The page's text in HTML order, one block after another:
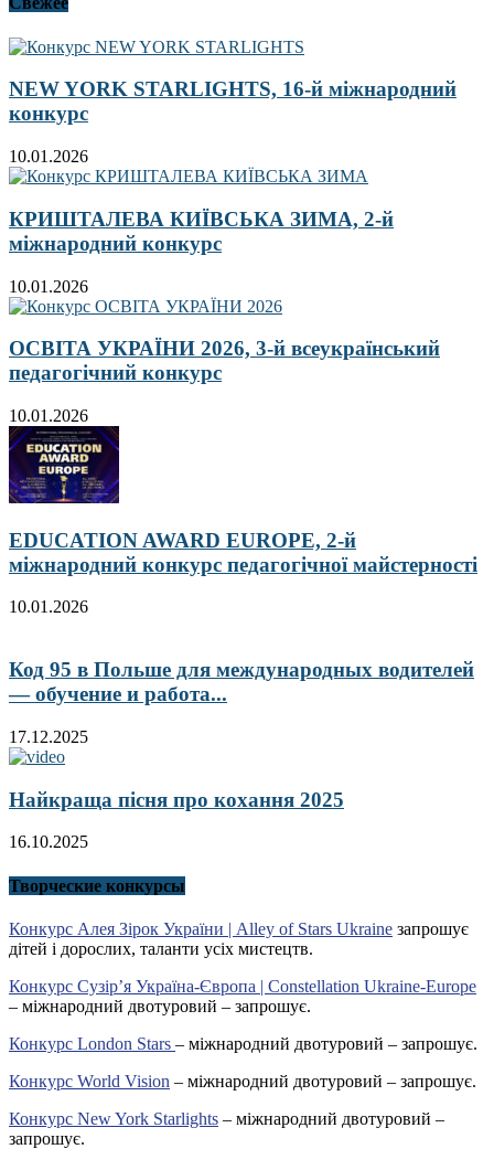
NEW YORK STARLIGHTS, 16-й міжнародний
конкурс
10.01.2026
КРИШТАЛЕВА КИЇВСЬКА ЗИМА, 2-й
міжнародний конкурс
10.01.2026
ОСВІТА УКРАЇНИ 2026, 3-й всеукраїнський
педагогічний конкурс
10.01.2026
EDUCATION AWARD EUROPE, 2-й
міжнародний конкурс педагогічної майстерності
10.01.2026
Код 95 в Польше для международных водителей
— обучение и работа...
17.12.2025
Найкраща пісня про кохання 2025
16.10.2025
Творческие конкурсы
Конкурс Алея Зірок України | Alley of Stars Ukraine запрошує
дітей і дорослих, таланти усіх мистецтв.
Конкурс Сузір’я Україна-Європа | Constellation Ukraine-Europe
– міжнародний двотуровий – запрошує.
Конкурс London Stars – міжнародний двотуровий – запрошує.
Конкурс World Vision – міжнародний двотуровий – запрошує.
Конкурс New York Starlights – міжнародний двотуровий –
запрошує.